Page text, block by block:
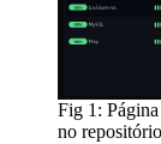
Fig 1:
no